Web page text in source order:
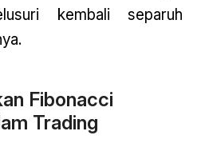
kembali separuh
Fibonacci
Trading